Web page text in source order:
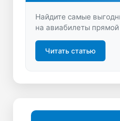
Найдите самые
на авиабилеты прямой
только необходимые
поиск, быстрое
Читать статью